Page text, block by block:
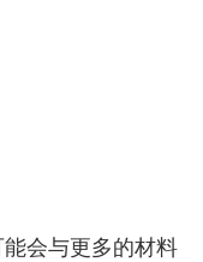
能会与更多的材料